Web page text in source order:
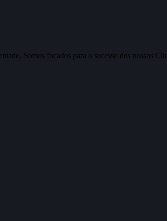
Somos focados para o sucesso dos nossos